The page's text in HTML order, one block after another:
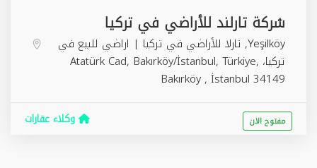
شركة تارلند للأراضي في تركيا
Yeşilköy, تارلا للأراضي في تركيا | اراضي للبيع في
تركيا، Atatürk Cad, Bakırköy/İstanbul, Türkiye,
Bakırköy, İstanbul 34149
وكلاء عقارات مفتوح الان